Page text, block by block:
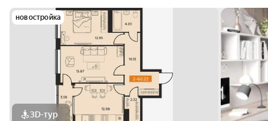
новостройка
3D-тур